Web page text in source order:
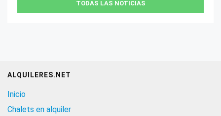
TODAS LAS NOTICIAS
ALQUILERES.NET
Inicio
Chalets en alquiler